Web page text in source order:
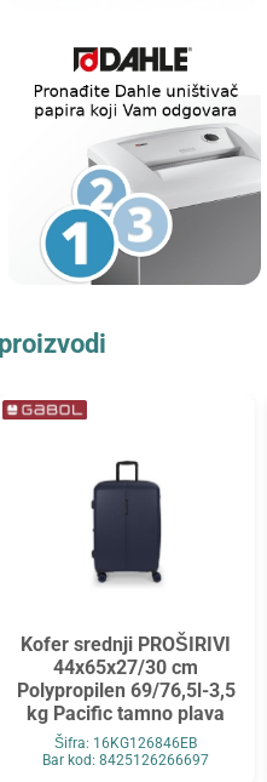
Kofer srednji PROŠIRIVI
44x65x27/30 cm
Polypropilen 69/76,5l-3,5
kg Pacific tamno plava
Šifra: 16KG126846EB
Bar kod: 8425126266697